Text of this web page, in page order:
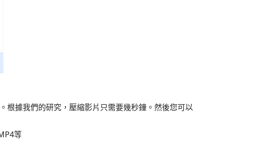
根據我們的研究，壓縮影片只需要幾秒鐘。然後您可以
等